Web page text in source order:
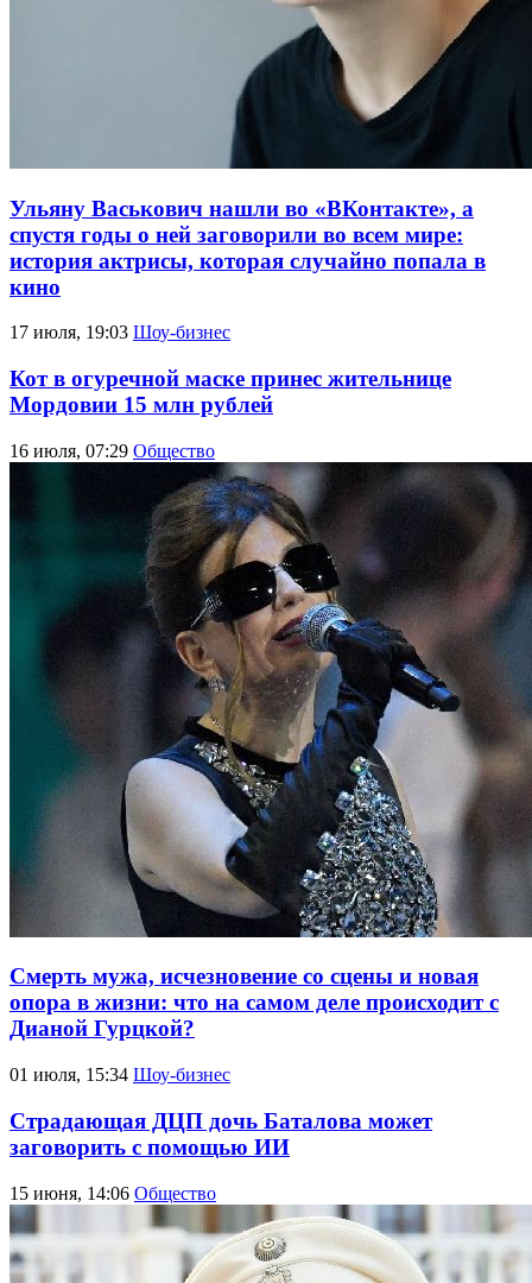
Ульяну Васькович нашли во «ВКонтакте», а
спустя годы о ней заговорили во всем мире:
история актрисы, которая случайно попала в
кино
17 июля, 19:03 Шоу-бизнес
Кот в огуречной маске принес жительнице
Мордовии 15 млн рублей
16 июля, 07:29 Общество
Смерть мужа, исчезновение со сцены и новая
опора в жизни: что на самом деле происходит с
Дианой Гурцкой?
01 июля, 15:34 Шоу-бизнес
Страдающая ДЦП дочь Баталова может
заговорить с помощью ИИ
15 июня, 14:06 Общество